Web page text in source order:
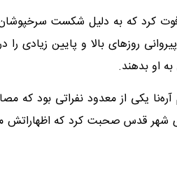
سالگی زندگی خود را فوت کرد که به دلیل
روزهای بالا و پایین زیادی را
او بدهند.
یکی از معدود نفراتی بود که
شهر قدس صحبت کرد که اظهاراتش